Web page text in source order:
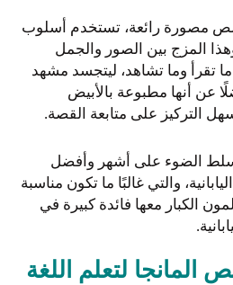
مصورة رائعة، تستخدم أسلوب
المزج بين الصور والجمل
تقرأ وما تشاهد، ليتجسد مشهد
عن أنها مطبوعة بالأبيض
التركيز على متابعة القصة.
الضوء على أشهر وأفضل
والتي غالبًا ما تكون مناسبة
الكبار معها فائدة كبيرة في
لتعلم اللغة